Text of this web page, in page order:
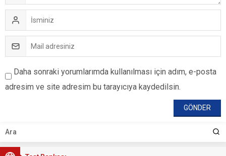
Daha sonraki yorumlarımda kullanılması için adım, e-posta
adresim ve site adresim bu tarayıcıya kaydedilsin.